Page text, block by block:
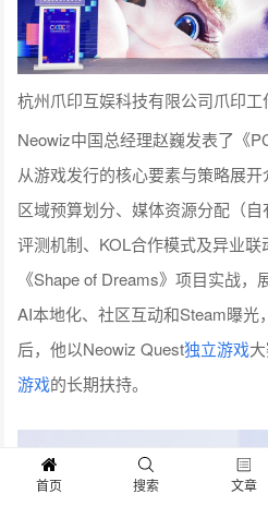
杭州爪印互娱科技有限公司爪印
Neowiz中国总经理赵巍发表了《
从游戏发行的核心要素与策略展开
区域预算划分、媒体资源分配（
评测机制、KOL合作模式及异业
《Shape of Dreams》项目实战，
AI本地化、社区互动和Steam曝光
后，他以Neowiz Quest独立游戏
游戏的长期扶持。
首页 搜索 文章